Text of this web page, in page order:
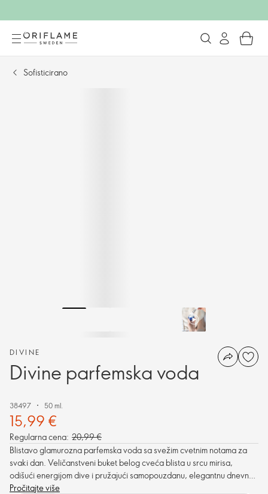
Sofisticirano
DIVINE
Divine parfemska voda
38497 50 ml.
15,99 €
Regularna cena: 20,99 €
Blistavo glamurozna parfemska voda sa svežim cvetnim notama za
svaki dan. Veličanstveni buket belog cveća blista u srcu mirisa,
odišući energijom dive i pružajući samopouzdanu, elegantnu dnevnu
atmosferu.
Pročitajte više